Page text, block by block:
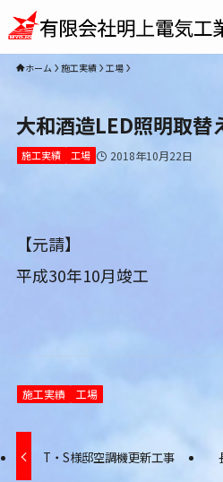
ホーム 施工実績 工場
大和酒造LED照明取替
施工実績 工場 2018年10月22日
【元請】
平成30年10月竣工
施工実績 工場
T・S様邸空調機更新工事